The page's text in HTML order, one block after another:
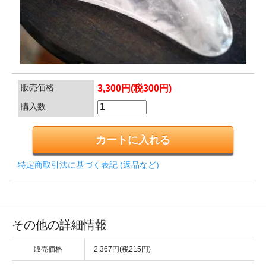
販売価格 3,300円(税300円)
購入数
特定商取引法に基づく表記 (返品など)
その他の詳細情報
販売価格 2,367円(税215円)